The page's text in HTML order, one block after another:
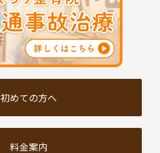
初めての方へ
料金案内